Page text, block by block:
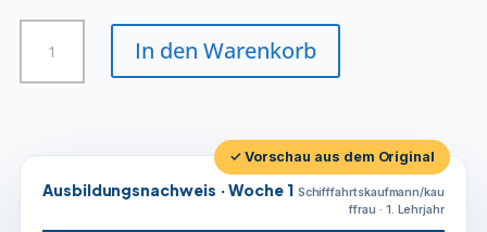
Schifffahrtskaufmann/kauffrau
Menge
In den Warenkorb
✓ Vorschau aus dem Original
Ausbildungsnachweis · Woche 1 Schifffahrtskaufmann/kau
ffrau · 1. Lehrjahr